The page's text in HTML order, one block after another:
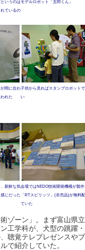
いうのは
ているの
モデルロボット「五郎くん」
間に合わ
れた
子供から見ればスタンプロボット
い
新鮮な気
じだった
会場ではNEDO技術開発機構が製
「RTスピリッツ」(非売品)が無料
ていた
ゾーン」。まず富山県立
工学科が、犬型の跳躍・
聴覚テレプレゼンスやブ
で紹介していた。